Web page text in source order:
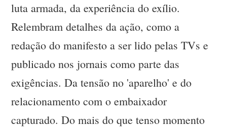
luta armada, da experiência do exílio.
Relembram detalhes da ação, como a
redação do manifesto a ser lido pelas TVs e
publicado nos jornais como parte das
exigências. Da tensão no 'aparelho' e do
relacionamento com o embaixador
capturado. Do mais do que tenso momento